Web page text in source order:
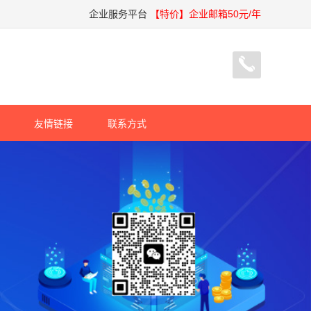
企业服务平台 【特价】企业邮箱50元/年
友情链接 联系方式